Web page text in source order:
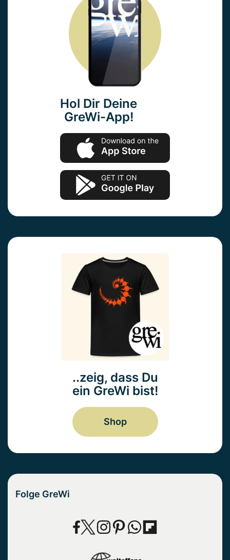
Hol Dir Deine
GreWi-App!
..zeig, dass Du
ein GreWi bist!
Shop
Folge GreWi